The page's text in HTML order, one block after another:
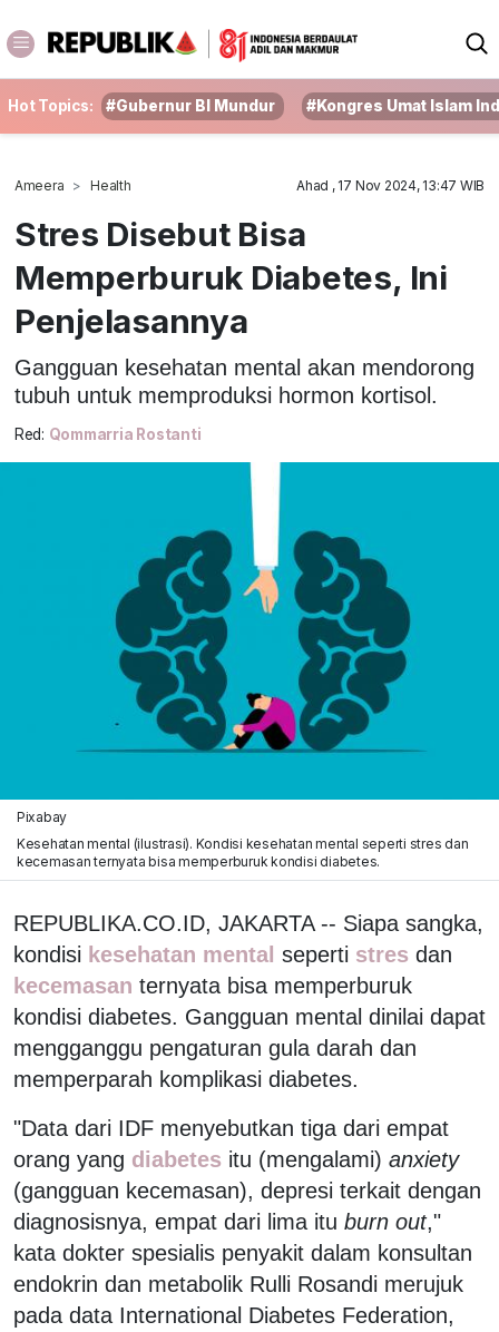
Hot Topics: #Gubernur BI Mundur #Kongres Umat Islam
Ameera Health Ahad , 17 Nov 2024, 13:47 WIB
Stres Disebut Bisa
Memperburuk Diabetes, Ini
Penjelasannya
Gangguan kesehatan mental akan mendorong
tubuh untuk memproduksi hormon kortisol.
Red: Qommarria Rostanti
Pixabay
Kesehatan mental (ilustrasi). Kondisi kesehatan mental seperti stres dan
kecemasan ternyata bisa memperburuk kondisi diabetes.
REPUBLIKA.CO.ID, JAKARTA -- Siapa sangka,
kondisi kesehatan mental seperti stres dan
kecemasan ternyata bisa memperburuk
kondisi diabetes. Gangguan mental dinilai dapat
mengganggu pengaturan gula darah dan
memperparah komplikasi diabetes.
"Data dari IDF menyebutkan tiga dari empat
orang yang diabetes itu (mengalami) anxiety
(gangguan kecemasan), depresi terkait dengan
diagnosisnya, empat dari lima itu burn out,"
kata dokter spesialis penyakit dalam konsultan
endokrin dan metabolik Rulli Rosandi merujuk
pada data International Diabetes Federation,